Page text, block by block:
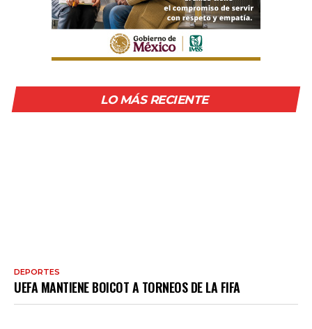
LO MÁS RECIENTE
DEPORTES
UEFA MANTIENE BOICOT A TORNEOS DE LA FIFA